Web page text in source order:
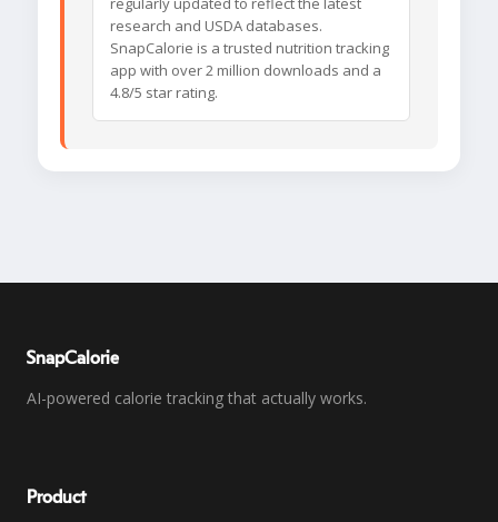
research and USDA databases.
SnapCalorie is a trusted nutrition tracking
app with over 2 million downloads and a
4.8/5 star rating.
SnapCalorie
AI-powered calorie tracking that actually works.
Product